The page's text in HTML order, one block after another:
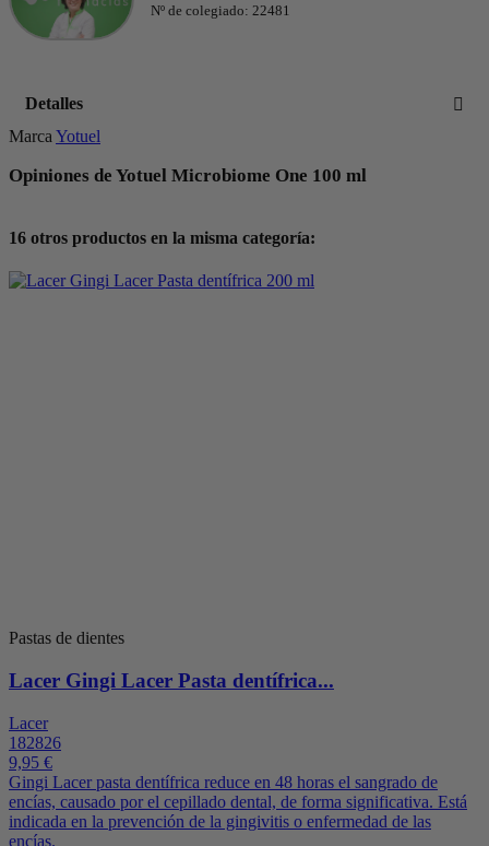
Nº de colegiado: 22481
Detalles
Marca Yotuel
Opiniones de Yotuel Microbiome One 100 ml
16 otros productos en la misma categoría:
Pastas de dientes
Lacer Gingi Lacer Pasta dentífrica...
Lacer
182826
9,95 €
Gingi Lacer pasta dentífrica reduce en 48 horas el sangrado de
encías, causado por el cepillado dental, de forma significativa. Está
indicada en la prevención de la gingivitis o enfermedad de las
encías.